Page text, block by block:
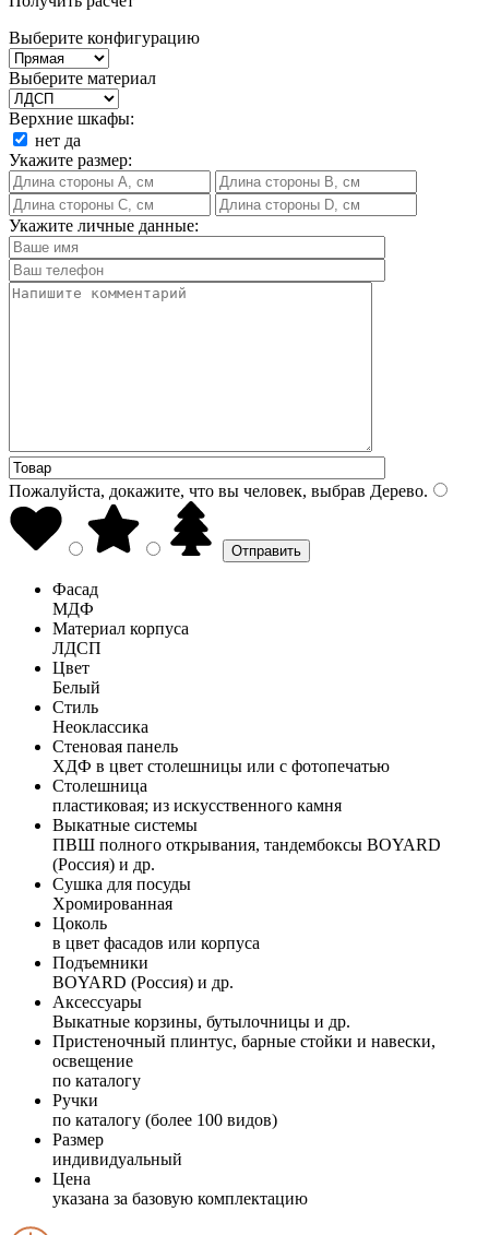
Выберите конфигурацию
Выберите материал
Верхние шкафы:
нет да
Укажите размер:
Укажите личные данные:
Пожалуйста, докажите, что вы человек, выбрав Дерево.
Фасад
МДФ
Материал корпуса
ЛДСП
Цвет
Белый
Стиль
Неоклассика
Стеновая панель
ХДФ в цвет столешницы или с фотопечатью
Столешница
пластиковая; из искусственного камня
Выкатные системы
ПВШ полного открывания, тандембоксы BOYARD
(Россия) и др.
Сушка для посуды
Хромированная
Цоколь
в цвет фасадов или корпуса
Подъемники
BOYARD (Россия) и др.
Аксессуары
Выкатные корзины, бутылочницы и др.
Пристеночный плинтус, барные стойки и навески,
освещение
по каталогу
Ручки
по каталогу (более 100 видов)
Размер
индивидуальный
Цена
указана за базовую комплектацию